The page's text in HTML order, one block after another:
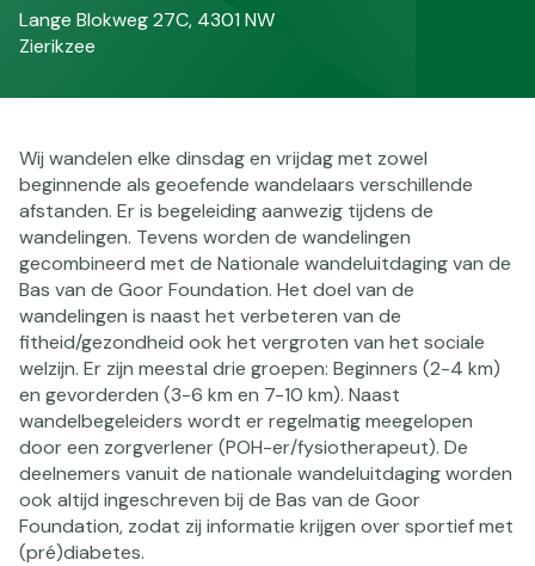
Lange Blokweg 27C, 4301 NW
Zierikzee
Wij wandelen elke dinsdag en vrijdag met zowel
beginnende als geoefende wandelaars verschillende
afstanden. Er is begeleiding aanwezig tijdens de
wandelingen. Tevens worden de wandelingen
gecombineerd met de Nationale wandeluitdaging van de
Bas van de Goor Foundation. Het doel van de
wandelingen is naast het verbeteren van de
fitheid/gezondheid ook het vergroten van het sociale
welzijn. Er zijn meestal drie groepen: Beginners (2-4 km)
en gevorderden (3-6 km en 7-10 km). Naast
wandelbegeleiders wordt er regelmatig meegelopen
door een zorgverlener (POH-er/fysiotherapeut). De
deelnemers vanuit de nationale wandeluitdaging worden
ook altijd ingeschreven bij de Bas van de Goor
Foundation, zodat zij informatie krijgen over sportief met
(pré)diabetes.